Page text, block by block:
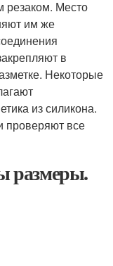
резаком. Место
им же
в
Некоторые
из силикона.
проверяют все
размеры.